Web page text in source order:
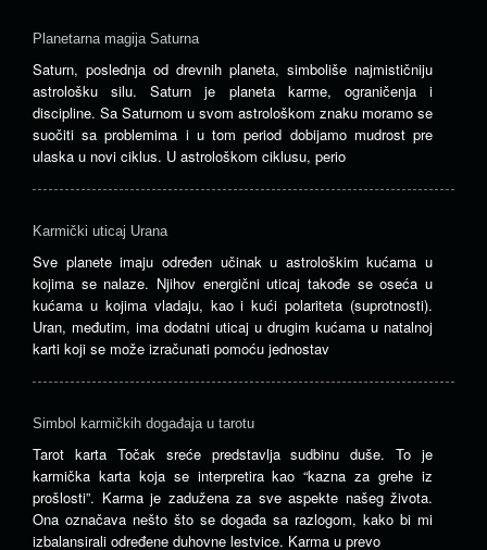
Planetarna magija Saturna
Saturn, poslednja od drevnih planeta, simboliše najmističniju
astrološku silu. Saturn je planeta karme, ograničenja i
discipline. Sa Saturnom u svom astrološkom znaku moramo se
suočiti sa problemima i u tom period dobijamo mudrost pre
ulaska u novi ciklus. U astrološkom ciklusu, perio
Karmički uticaj Urana
Sve planete imaju određen učinak u astrološkim kućama u
kojima se nalaze. Njihov energični uticaj takođe se oseća u
kućama u kojima vladaju, kao i kući polariteta (suprotnosti).
Uran, međutim, ima dodatni uticaj u drugim kućama u natalnoj
karti koji se može izračunati pomoću jednostav
Simbol karmičkih događaja u tarotu
Tarot karta Točak sreće predstavlja sudbinu duše. To je
karmička karta koja se interpretira kao “kazna za grehe iz
prošlosti”. Karma je zadužena za sve aspekte našeg života.
Ona označava nešto što se događa sa razlogom, kako bi mi
izbalansirali određene duhovne lestvice. Karma u prevo